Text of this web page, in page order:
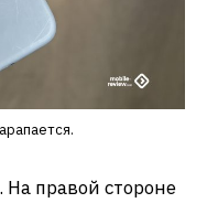
правой стороне